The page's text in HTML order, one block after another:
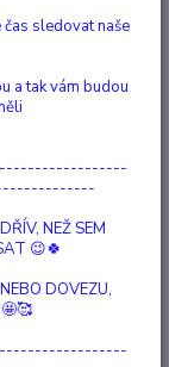
zalila druhohorní
čas sledovat naše
a tak vám budou
NEŽ SEM
😉🍀
DOVEZU,